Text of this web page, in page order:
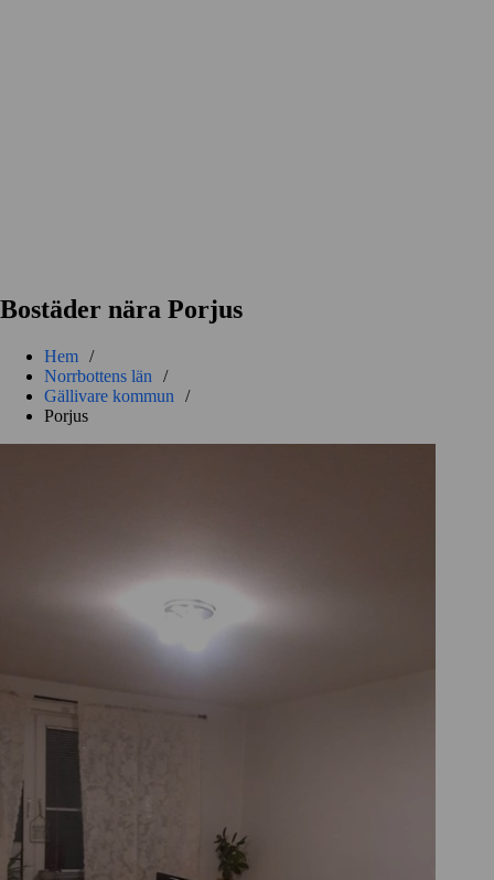
Bostäder nära Porjus
Hem /
Norrbottens län
/
Gällivare kommun
/
Porjus